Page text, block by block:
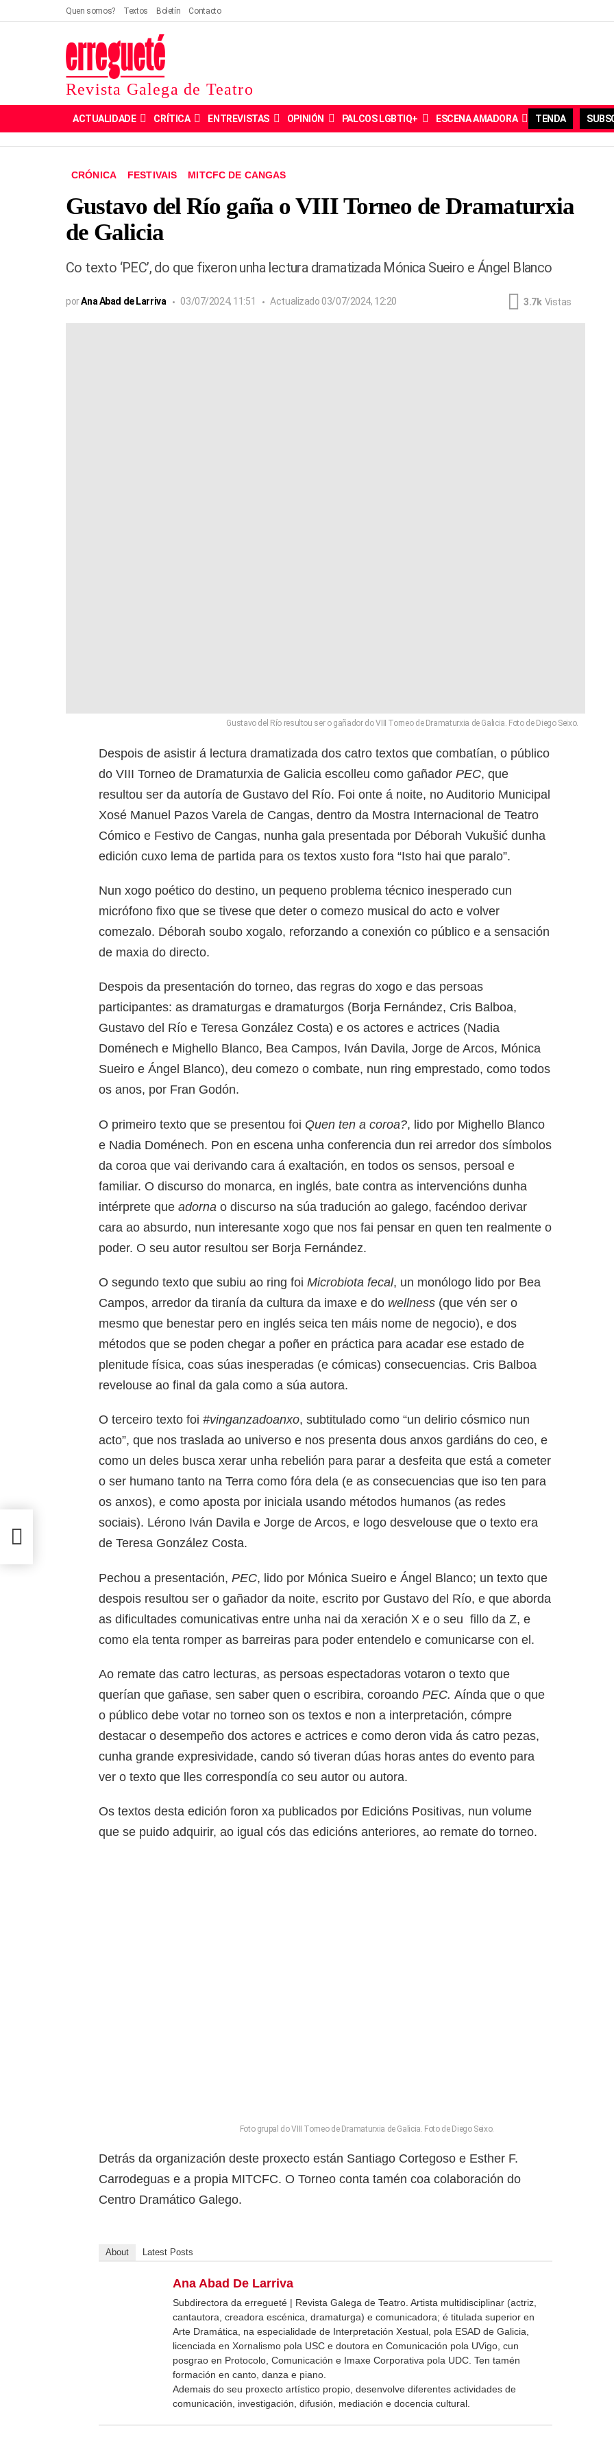
Quen somos? Textos Boletín Contacto
Revista Galega de Teatro
ACTUALIDADE CRÍTICA ENTREVISTAS OPINIÓN PALCOS LGBTIQ+ ESCENA AMADORA TENDA
CRÓNICA FESTIVAIS MITCFC DE CANGAS
Gustavo del Río gaña o VIII Torneo de Dramaturxia
de Galicia
Co texto ‘PEC’, do que fixeron unha lectura dramatizada Mónica Sueiro e Ángel Blanco
porAna Abad de Larriva 03/07/2024, 11:51 Actualizado 03/07/2024, 12:20 3.7k Vistas
Gustavo del Río resultou ser o gañador do VIII Torneo de Dramaturxia de Galicia. Foto de Diego Seixo.
Despois de asistir á lectura dramatizada dos catro textos que combatían, o público
do VIII Torneo de Dramaturxia de Galicia escolleu como gañador PEC, que
resultou ser da autoría de Gustavo del Río. Foi onte á noite, no Auditorio Municipal
Xosé Manuel Pazos Varela de Cangas, dentro da Mostra Internacional de Teatro
Cómico e Festivo de Cangas, nunha gala presentada por Déborah Vukušić dunha
edición cuxo lema de partida para os textos xusto fora “Isto hai que paralo”.
Nun xogo poético do destino, un pequeno problema técnico inesperado cun
micrófono fixo que se tivese que deter o comezo musical do acto e volver
comezalo. Déborah soubo xogalo, reforzando a conexión co público e a sensación
de maxia do directo.
Despois da presentación do torneo, das regras do xogo e das persoas
participantes: as dramaturgas e dramaturgos (Borja Fernández, Cris Balboa,
Gustavo del Río e Teresa González Costa) e os actores e actrices (Nadia
Doménech e Mighello Blanco, Bea Campos, Iván Davila, Jorge de Arcos, Mónica
Sueiro e Ángel Blanco), deu comezo o combate, nun ring emprestado, como todos
os anos, por Fran Godón.
O primeiro texto que se presentou foi Quen ten a coroa?, lido por Mighello Blanco
e Nadia Doménech. Pon en escena unha conferencia dun rei arredor dos símbolos
da coroa que vai derivando cara á exaltación, en todos os sensos, persoal e
familiar. O discurso do monarca, en inglés, bate contra as intervencións dunha
intérprete que adorna o discurso na súa tradución ao galego, facéndoo derivar
cara ao absurdo, nun interesante xogo que nos fai pensar en quen ten realmente o
poder. O seu autor resultou ser Borja Fernández.
O segundo texto que subiu ao ring foi Microbiota fecal, un monólogo lido por Bea
Campos, arredor da tiranía da cultura da imaxe e do wellness (que vén ser o
mesmo que benestar pero en inglés seica ten máis nome de negocio), e dos
métodos que se poden chegar a poñer en práctica para acadar ese estado de
plenitude física, coas súas inesperadas (e cómicas) consecuencias. Cris Balboa
revelouse ao final da gala como a súa autora.
O terceiro texto foi #vinganzadoanxo, subtitulado como “un delirio cósmico nun
acto”, que nos traslada ao universo e nos presenta dous anxos gardiáns do ceo, e
como un deles busca xerar unha rebelión para parar a desfeita que está a cometer
o ser humano tanto na Terra como fóra dela (e as consecuencias que iso ten para
os anxos), e como aposta por iniciala usando métodos humanos (as redes
sociais). Lérono Iván Davila e Jorge de Arcos, e logo desvelouse que o texto era
de Teresa González Costa.
Pechou a presentación, PEC, lido por Mónica Sueiro e Ángel Blanco; un texto que
despois resultou ser o gañador da noite, escrito por Gustavo del Río, e que aborda
as dificultades comunicativas entre unha nai da xeración X e o seu fillo da Z, e
como ela tenta romper as barreiras para poder entendelo e comunicarse con el.
Ao remate das catro lecturas, as persoas espectadoras votaron o texto que
querían que gañase, sen saber quen o escribira, coroando PEC. Aínda que o que
o público debe votar no torneo son os textos e non a interpretación, cómpre
destacar o desempeño dos actores e actrices e como deron vida ás catro pezas,
cunha grande expresividade, cando só tiveran dúas horas antes do evento para
ver o texto que lles correspondía co seu autor ou autora.
Os textos desta edición foron xa publicados por Edicións Positivas, nun volume
que se puido adquirir, ao igual cós das edicións anteriores, ao remate do torneo.
Foto grupal do VIII Torneo de Dramaturxia de Galicia. Foto de Diego Seixo.
Detrás da organización deste proxecto están Santiago Cortegoso e Esther F.
Carrodeguas e a propia MITCFC. O Torneo conta tamén coa colaboración do
Centro Dramático Galego.
About Latest Posts
Ana Abad De Larriva
Subdirectora da erregueté | Revista Galega de Teatro. Artista multidisciplinar (actriz,
cantautora, creadora escénica, dramaturga) e comunicadora; é titulada superior en
Arte Dramática, na especialidade de Interpretación Xestual, pola ESAD de Galicia,
licenciada en Xornalismo pola USC e doutora en Comunicación pola UVigo, cun
posgrao en Protocolo, Comunicación e Imaxe Corporativa pola UDC. Ten tamén
formación en canto, danza e piano.
Ademais do seu proxecto artístico propio, desenvolve diferentes actividades de
comunicación, investigación, difusión, mediación e docencia cultural.